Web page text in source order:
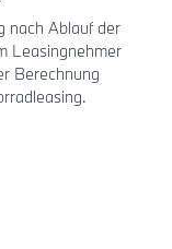
nach Ablauf der
Leasingnehmer
Berechnung